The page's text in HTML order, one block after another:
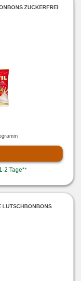
ZUCKERFREI
2 Tage**
LUTSCHBONBONS